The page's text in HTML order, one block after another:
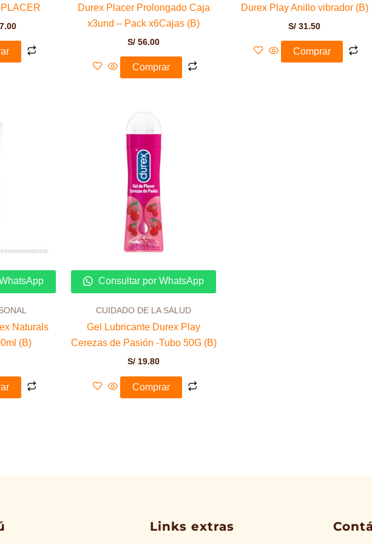
Durex Placer Prolongado Caja
x3und – Pack x6Cajas (B)
S/ 56.00
Comprar
Durex Play Anillo vibrador (B)
S/ 31.50
Comprar
Naturals
(B)
Consultar por WhatsApp
CUIDADO DE LA SALUD
Gel Lubricante Durex Play
Cerezas de Pasión -Tubo 50G (B)
S/ 19.80
Comprar
Links extras